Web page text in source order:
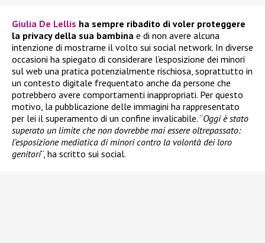
Giulia De Lellis ha sempre ribadito di voler proteggere
la privacy della sua bambina e di non avere alcuna
intenzione di mostrarne il volto sui social network. In diverse
occasioni ha spiegato di considerare l’esposizione dei minori
sul web una pratica potenzialmente rischiosa, soprattutto in
un contesto digitale frequentato anche da persone che
potrebbero avere comportamenti inappropriati. Per questo
motivo, la pubblicazione delle immagini ha rappresentato
per lei il superamento di un confine invalicabile. “Oggi è stato
superato un limite che non dovrebbe mai essere oltrepassato:
l’esposizione mediatica di minori contro la volontà dei loro
genitori“, ha scritto sui social.